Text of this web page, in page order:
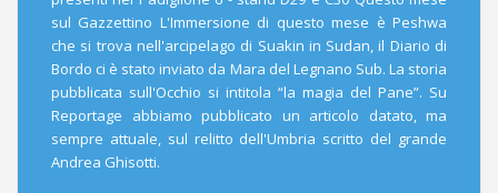
sul Gazzettino L'Immersione di questo mese è Peshwa
che si trova nell'arcipelago di Suakin in Sudan, il Diario di
Bordo ci è stato inviato da Mara del Legnano Sub. La storia
pubblicata sull'Occhio si intitola “la magia del Pane”. Su
Reportage abbiamo pubblicato un articolo datato, ma
sempre attuale, sul relitto dell'Umbria scritto del grande
Andrea Ghisotti.